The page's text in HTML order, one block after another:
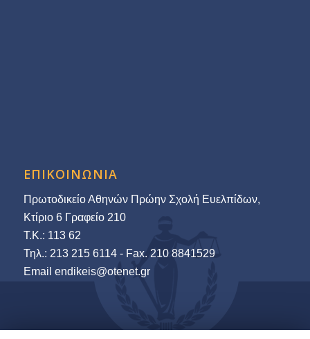
ΕΠΙΚΟΙΝΩΝΙΑ
Πρωτοδικείο Αθηνών Πρώην Σχολή Ευελπίδων,
Κτίριο 6 Γραφείο 210
Τ.Κ.: 113 62
Τηλ.: 213 215 6114 - Fax. 210 8841529
Εmail endikeis@otenet.gr